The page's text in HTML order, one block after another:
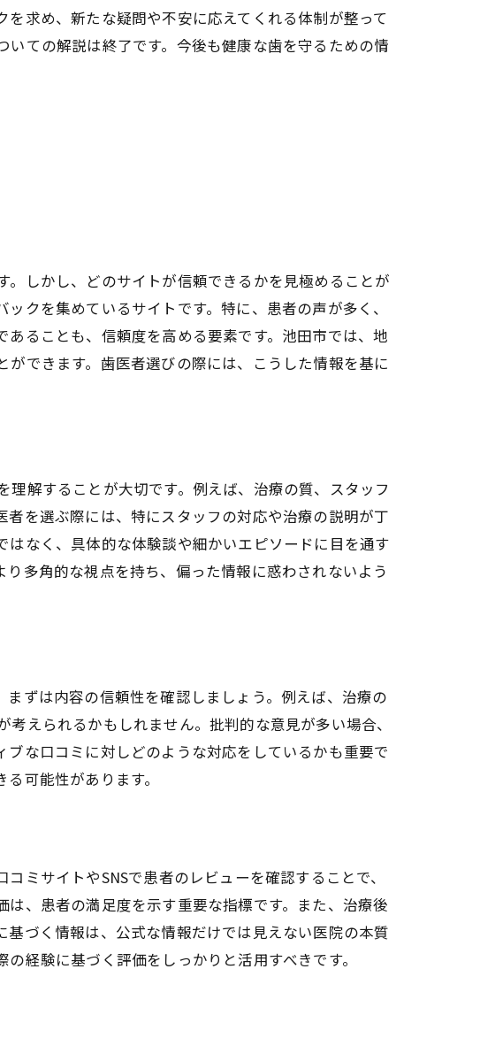
方法
求め、新たな疑問や不安に応えてくれる体制が整って
ての解説は終了です。今後も健康な歯を守るための情
しかし、どのサイトが信頼できるかを見極めることが
クを集めているサイトです。特に、患者の声が多く、
ることも、信頼度を高める要素です。池田市では、地
できます。歯医者選びの際には、こうした情報を基に
解することが大切です。例えば、治療の質、スタッフ
を選ぶ際には、特にスタッフの対応や治療の説明が丁
なく、具体的な体験談や細かいエピソードに目を通す
多角的な視点を持ち、偏った情報に惑わされないよう
ずは内容の信頼性を確認しましょう。例えば、治療の
えられるかもしれません。批判的な意見が多い場合、
な口コミに対しどのような対応をしているかも重要で
可能性があります。
ミサイトやSNSで患者のレビューを確認することで、
、患者の満足度を示す重要な指標です。また、治療後
づく情報は、公式な情報だけでは見えない医院の本質
経験に基づく評価をしっかりと活用すべきです。